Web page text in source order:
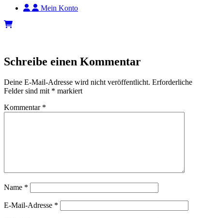
Mein Konto
Schreibe einen Kommentar
Deine E-Mail-Adresse wird nicht veröffentlicht. Erforderliche
Felder sind mit * markiert
Kommentar *
Name *
E-Mail-Adresse *